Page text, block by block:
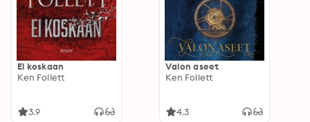
Ei koskaan
Ken Follett
3.9
Valon aseet
Ken Follett
4.3